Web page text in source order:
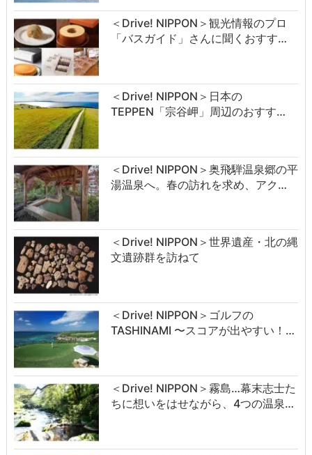
＜Drive! NIPPON＞観光情報のプロ
「バスガイド」さんに聞くおすす…
＜Drive! NIPPON＞日本の
TEPPEN「宗谷岬」周辺のおすす…
＜Drive! NIPPON＞奥飛騨温泉郷の平
湯温泉へ。春の訪れを求め、アク…
＜Drive! NIPPON＞世界遺産・北の縄
文遺跡群を訪ねて
＜Drive! NIPPON＞ゴルフの
TASHINAMI 〜スコアが出やすい！…
＜Drive! NIPPON＞霧島…幕末志士た
ちに想いをはせながら、4つの温泉…